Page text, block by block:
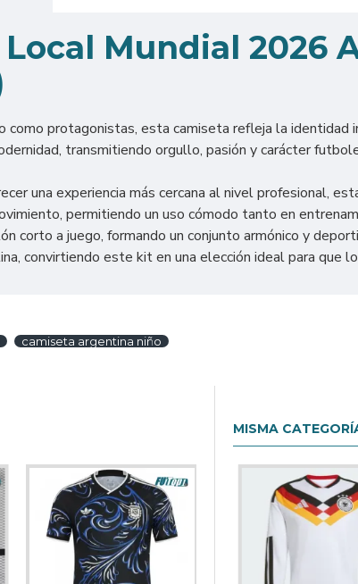
Mundial 2026
como protagonistas, esta camiseta refleja la
transmitiendo orgullo, pasión y carácter
una experiencia más cercana al nivel profesional,
permitiendo un uso cómodo tanto en
corto a juego, formando un conjunto armónico y
convirtiendo este kit en una elección ideal para que
camiseta argentina niño
MISMA